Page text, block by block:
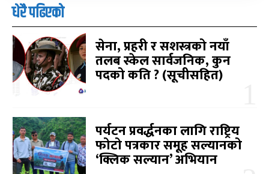
धेरै पढिएको
सेना, प्रहरी र सशस्त्रको नयाँ
तलब स्केल सार्वजनिक, कुन
पदको कति ? (सूचीसहित)
पर्यटन प्रवर्द्धनका लागि राष्ट्रिय
फोटो पत्रकार समूह सल्यानको
‘क्लिक सल्यान’ अभियान